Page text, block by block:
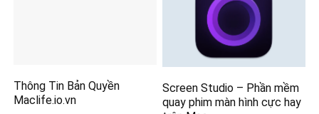
Thông Tin Bản Quyền
Maclife.io.vn
Screen Studio – Phần mềm
quay phim màn hình cực hay